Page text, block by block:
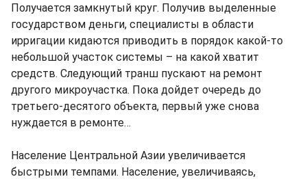
Получается замкнутый круг. Получив выделенные
государством деньги, специалисты в области
ирригации кидаются приводить в порядок какой-то
небольшой участок системы – на какой хватит
средств. Следующий транш пускают на ремонт
другого микроучастка. Пока дойдет очередь до
третьего-десятого объекта, первый уже снова
нуждается в ремонте…
Население Центральной Азии увеличивается
быстрыми темпами. Население, увеличиваясь,